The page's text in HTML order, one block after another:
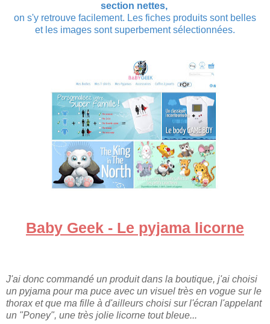
section nettes,
on s'y retrouve facilement. Les fiches produits sont belles
et les images sont superbement sélectionnées.
Baby Geek - Le pyjama licorne
J'ai donc commandé un produit dans la boutique, j'ai choisi
un pyjama pour ma puce avec un visuel très en vogue sur le
thorax et que ma fille à d'ailleurs choisi sur l'écran l'appelant
un "Poney", une très jolie licorne tout bleue...